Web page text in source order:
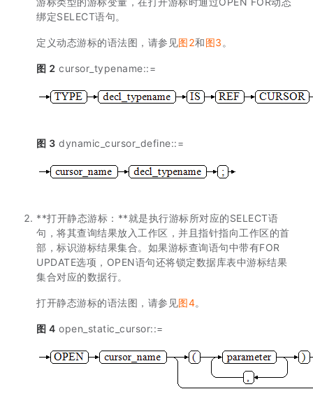
绑定SELECT语句。
定义动态游标的语法图，请参见图2和图3 。
图 2 cursor_typename::=
图 3 dynamic_cursor_define::=
**打开静态游标：**就是执行游标所对应的SELECT语
句，将其查询结果放入工作区，并且指针指向工作区的首
部，标识游标结果集合。如果游标查询语句中带有FOR
UPDATE选项，OPEN语句还将锁定数据库表中游标结果
集合对应的数据行。
打开静态游标的语法图，请参见图4。
图 4 open_static_cursor::=